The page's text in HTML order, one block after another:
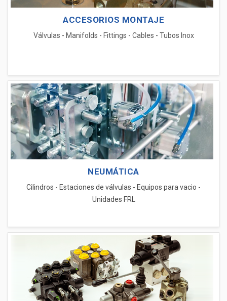
ACCESORIOS MONTAJE
Válvulas - Manifolds - Fittings - Cables - Tubos Inox
NEUMÁTICA
Cilindros - Estaciones de válvulas - Equipos para vacio -
Unidades FRL